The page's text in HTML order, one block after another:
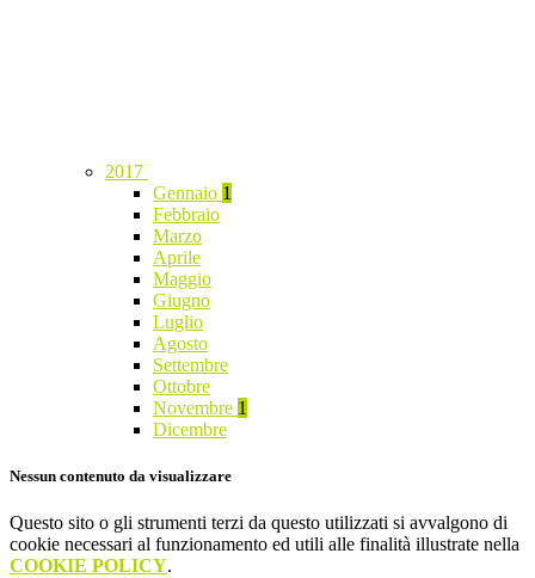
2017
Gennaio 1
Febbraio
Marzo
Aprile
Maggio
Giugno
Luglio
Agosto
Settembre
Ottobre
Novembre 1
Dicembre
Nessun contenuto da visualizzare
Questo sito o gli strumenti terzi da questo utilizzati si avvalgono di
cookie necessari al funzionamento ed utili alle finalità illustrate nella
COOKIE POLICY.